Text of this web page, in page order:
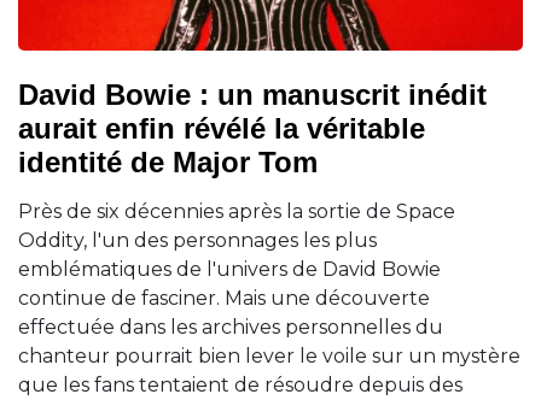
David Bowie : un manuscrit inédit
aurait enfin révélé la véritable
identité de Major Tom
Près de six décennies après la sortie de Space
Oddity, l'un des personnages les plus
emblématiques de l'univers de David Bowie
continue de fasciner. Mais une découverte
effectuée dans les archives personnelles du
chanteur pourrait bien lever le voile sur un mystère
que les fans tentaient de résoudre depuis des